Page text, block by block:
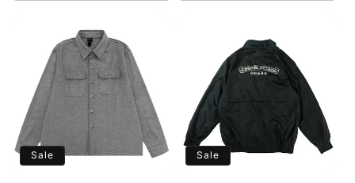
Sale Sale